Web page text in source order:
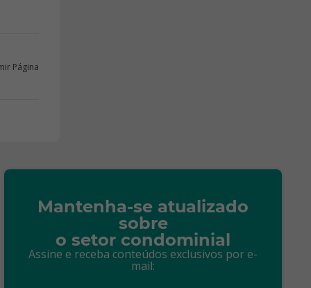
Página
Mantenha-se atualizado
sobre
o setor condominial
Assine e receba conteúdos exclusivos por e-
mail: